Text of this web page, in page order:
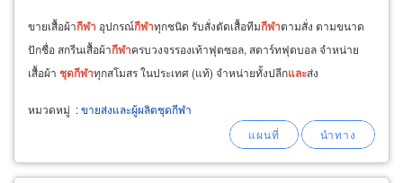
ขายเสื้อผ้ากีฬา อุปกรณ์กีฬาทุกชนิด รับสั่งตัดเสื้อทีมกีฬาตามสั่ง ตามขนาด
ปักชื่อ สกรีนเสื้อผ้ากีฬาครบวงจรรองเท้าฟุตซอล, สตาร์ทฟุตบอล จำหน่าย
เสื้อผ้า ชุดกีฬาทุกสโมสร ในประเทศ (แท้) จำหน่ายทั้งปลีกและส่ง
หมวดหมู่ :ขายส่งและผู้ผลิตชุดกีฬา